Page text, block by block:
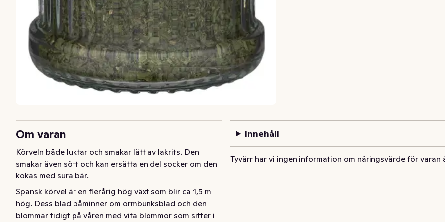
Om varan
Körveln både luktar och smakar lätt av lakrits. Den
smakar även sött och kan ersätta en del socker om den
kokas med sura bär.
Spansk körvel är en flerårig hög växt som blir ca 1,5 m
hög. Dess blad påminner om ormbunksblad och den
blommar tidigt på våren med vita blommor som sitter i
Innehåll
Tyvärr har vi ingen information om näringsvärde för varan